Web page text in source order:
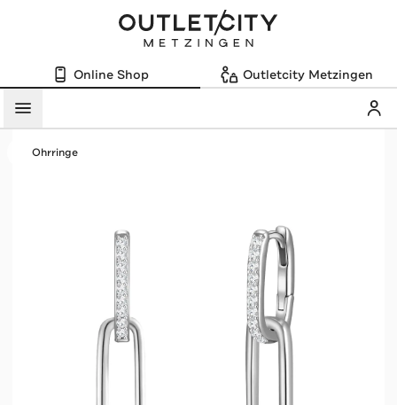
Online Shop Outletcity Metzingen
Menü
Ohrringe